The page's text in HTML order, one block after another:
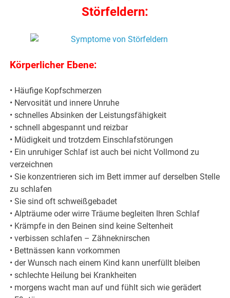
Störfeldern:
Körperlicher Ebene:
• Häufige Kopfschmerzen
• Nervosität und innere Unruhe
• schnelles Absinken der Leistungsfähigkeit
• schnell abgespannt und reizbar
• Müdigkeit und trotzdem Einschlafstörungen
• Ein unruhiger Schlaf ist auch bei nicht Vollmond zu
verzeichnen
• Sie konzentrieren sich im Bett immer auf derselben Stelle
zu schlafen
• Sie sind oft schweißgebadet
• Alpträume oder wirre Träume begleiten Ihren Schlaf
• Krämpfe in den Beinen sind keine Seltenheit
• verbissen schlafen – Zähneknirschen
• Bettnässen kann vorkommen
• der Wunsch nach einem Kind kann unerfüllt bleiben
• schlechte Heilung bei Krankheiten
• morgens wacht man auf und fühlt sich wie gerädert